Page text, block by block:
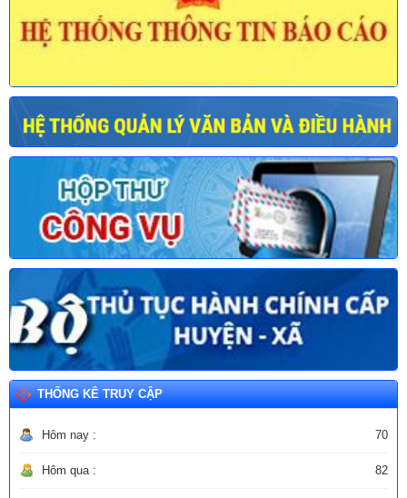
THỐNG KÊ TRUY CẬP
Hôm nay : 70
Hôm qua : 82